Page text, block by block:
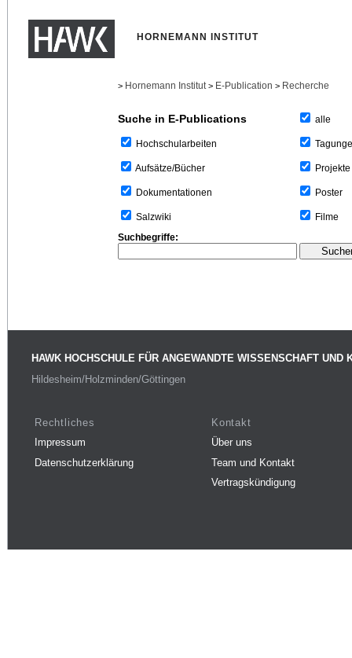
HORNEMANN INSTITUT
> Hornemann Institut > E-Publication > Recherche
Suche in E-Publications
Hochschularbeiten
Aufsätze/Bücher
Dokumentationen
Salzwiki
alle
Projekte
Poster
Filme
Suchbegriffe:
HAWK HOCHSCHULE FÜR ANGEWANDTE WISSENSCHAFT UND
Hildesheim/Holzminden/Göttingen
Rechtliches
Impressum
Datenschutzerklärung
Kontakt
Über uns
Team und Kontakt
Vertragskündigung